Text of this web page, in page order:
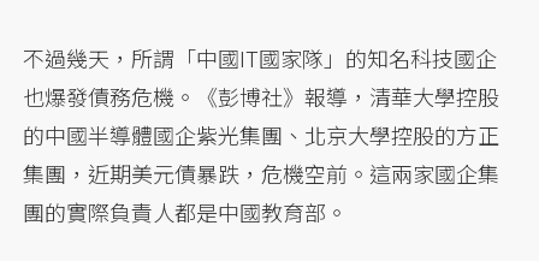
不過幾天，所謂「中國IT國家隊」的知名科技國企
也爆發債務危機。《彭博社》報導，清華大學控股
的中國半導體國企紫光集團、北京大學控股的方正
集團，近期美元債暴跌，危機空前。這兩家國企集
團的實際負責人都是中國教育部。